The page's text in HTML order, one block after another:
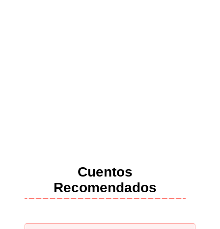
Cuentos
Recomendados